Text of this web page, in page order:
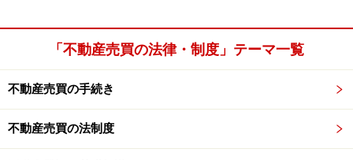
「不動産売買の法律・制度」テーマ一覧
不動産売買の手続き
不動産売買の法制度